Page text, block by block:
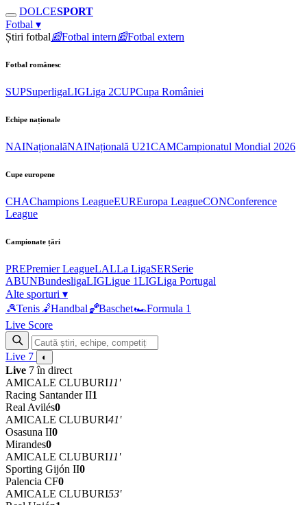
DOLCESPORT
Fotbal ▾
Știri fotbal📰Fotbal intern📰Fotbal extern
Fotbal românesc
SUPSuperligaLIGLiga 2CUPCupa României
Echipe naționale
NAINaționalăNAINațională U21CAMCampionatul Mondial 2026
Cupe europene
CHAChampions LeagueEUREuropa LeagueCONConference
League
Campionate țări
PREPremier LeagueLALLa LigaSERSerie
ABUNBundesligaLIGLigue 1LIGLiga Portugal
Alte sporturi ▾
🎾Tenis 🤾Handbal🏀Baschet🏎Formula 1
Live Score
Live 7 ◐
Live 7 în direct
AMICALE CLUBURI11'
Racing Santander II1
Real Avilés0
AMICALE CLUBURI41'
Osasuna II0
Mirandes0
AMICALE CLUBURI11'
Sporting Gijón II0
Palencia CF0
AMICALE CLUBURI53'